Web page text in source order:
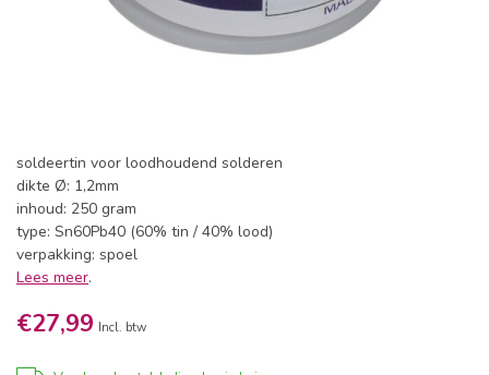
soldeertin voor loodhoudend solderen
dikte Ø: 1,2mm
inhoud: 250 gram
type: Sn60Pb40 (60% tin / 40% lood)
verpakking: spoel
Lees meer.
€27,99 Incl. btw